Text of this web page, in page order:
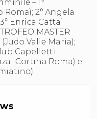
FISDIR
Fisico
di Gara
2° Angela
Enrica Cattai
Capelletti
Cortina Roma) e